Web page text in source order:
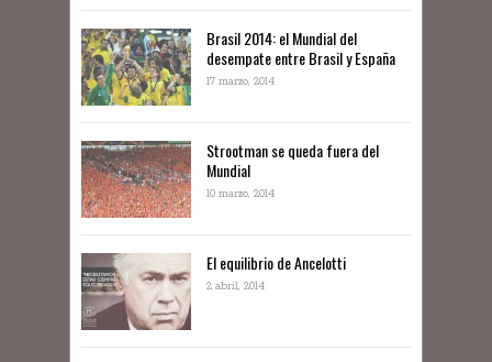
Brasil 2014: el Mundial del
desempate entre Brasil y España
17 marzo, 2014
Strootman se queda fuera del
Mundial
10 marzo, 2014
El equilibrio de Ancelotti
2 abril, 2014